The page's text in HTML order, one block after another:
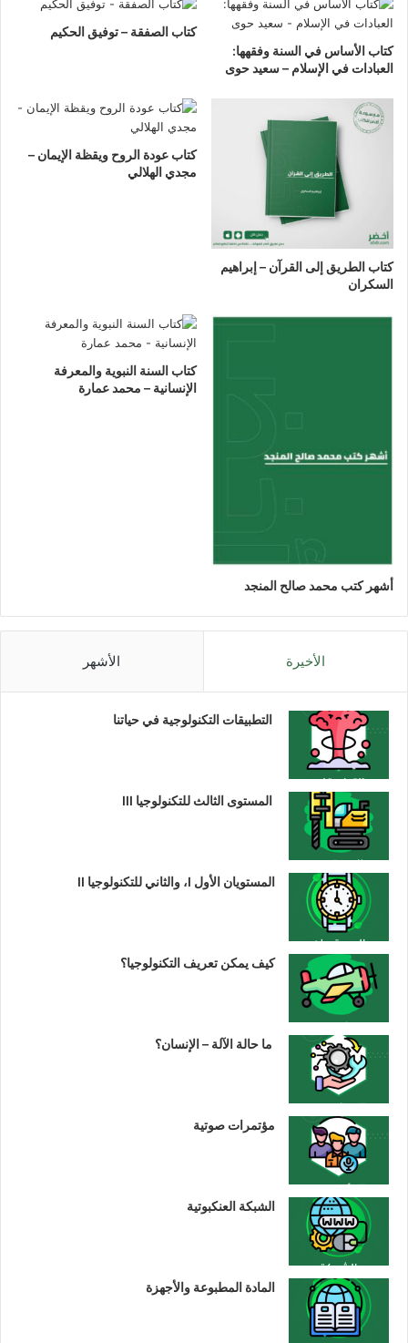
كتاب الأساس في السنة وفقهها:
العبادات في الإسلام – سعيد حوى
كتاب الصفقة – توفيق الحكيم
كتاب الطريق إلى القرآن – إبراهيم
السكران
كتاب عودة الروح ويقظة الإيمان –
مجدي الهلالي
أشهر كتب محمد صالح المنجد
كتاب السنة النبوية والمعرفة
الإنسانية – محمد عمارة
الأخيرة الأشهر
التطبيقات التكنولوجية في حياتنا
المستوى الثالث للتكنولوجيا III
المستويان الأول I، والثاني للتكنولوجيا II
كيف يمكن تعريف التكنولوجيا؟
ما حالة الآلة – الإنسان؟
مؤتمرات صوتية
الشبكة العنكبوتية
المادة المطبوعة والأجهزة